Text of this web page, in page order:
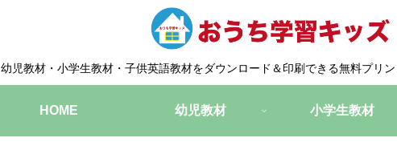
幼児教材・小学生教材・子供英語教材をダウンロード＆印刷できる無料プリン
HOME 幼児教材 小学生教材